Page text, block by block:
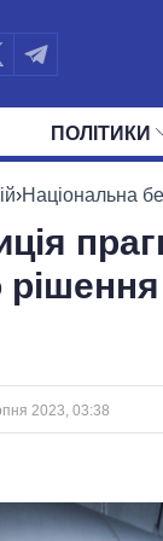
ПОЛIТИКИ
ПРЕЗИДЕНТ І
›Національна
2023, 03:38